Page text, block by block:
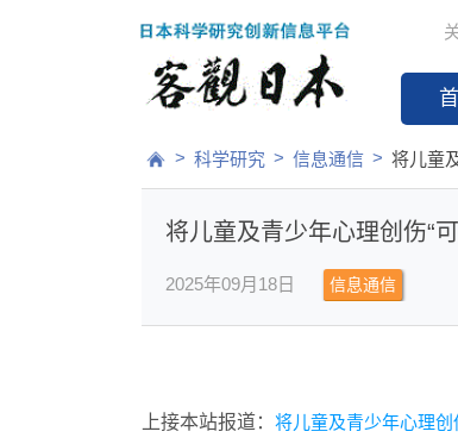
> 科学研究 > 信息通信 > 将儿童
将儿童及青少年心理创伤“
2025年09月18日 信息通信
上接本站报道： 将儿童及青少年心理创